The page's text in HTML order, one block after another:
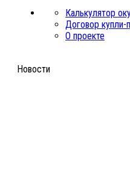
Калькулятор
Договор купли-
О проекте
Новости